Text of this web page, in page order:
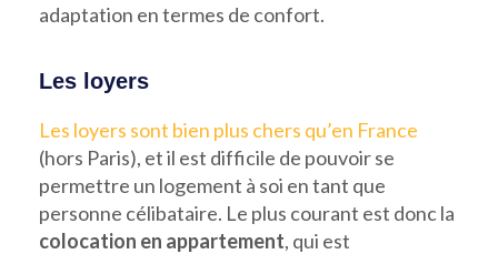
adaptation en termes de confort.
Les loyers
Les loyers sont bien plus chers qu’en France
(hors Paris), et il est difficile de pouvoir se
permettre un logement à soi en tant que
personne célibataire. Le plus courant est donc la
colocation en appartement, qui est